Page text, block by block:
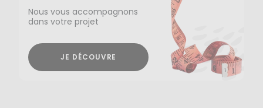
Nous vous accompagnons
dans votre projet
JE DÉCOUVRE